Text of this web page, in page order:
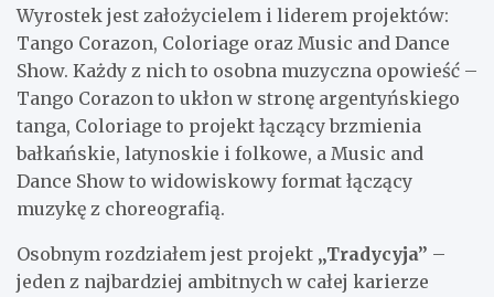
Wyrostek jest założycielem i liderem projektów:
Tango Corazon, Coloriage oraz Music and Dance
Show. Każdy z nich to osobna muzyczna opowieść –
Tango Corazon to ukłon w stronę argentyńskiego
tanga, Coloriage to projekt łączący brzmienia
bałkańskie, latynoskie i folkowe, a Music and
Dance Show to widowiskowy format łączący
muzykę z choreografią.
Osobnym rozdziałem jest projekt „Tradycyja” –
jeden z najbardziej ambitnych w całej karierze